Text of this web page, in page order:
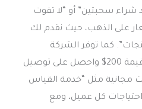
سحبتين” أو “لا تفوت
على الذهب، حيث نقدم لك
كما توفر الشركة
عروضًا خاصة مثل “اشترِ بقيمة 200$ واحصل على توصيل
مجانية مثل “خدمة القياس
احتياجات كل عميل، ومع